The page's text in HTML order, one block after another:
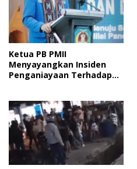
Ketua PB PMII
Menyayangkan Insiden
Penganiayaan Terhadap